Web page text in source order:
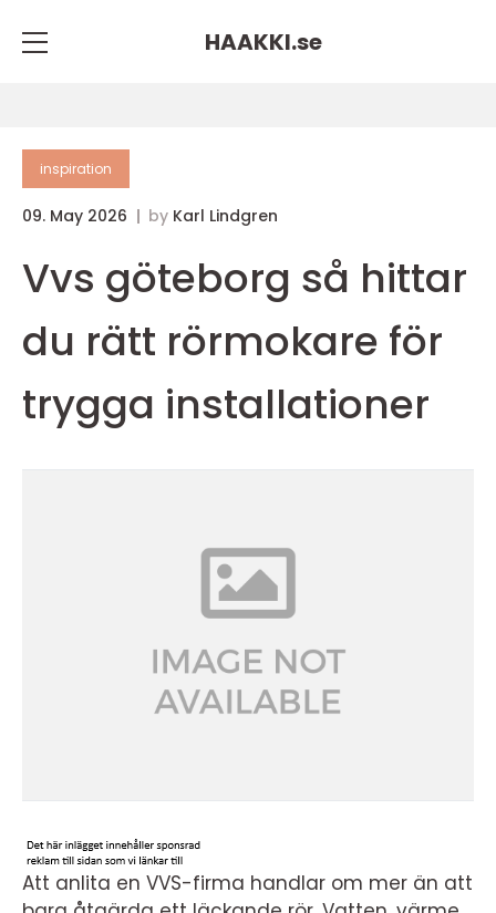
HAAKKI.se
inspiration
09. May 2026 by Karl Lindgren
Vvs göteborg så hittar
du rätt rörmokare för
trygga installationer
Att anlita en VVS-firma handlar om mer än att